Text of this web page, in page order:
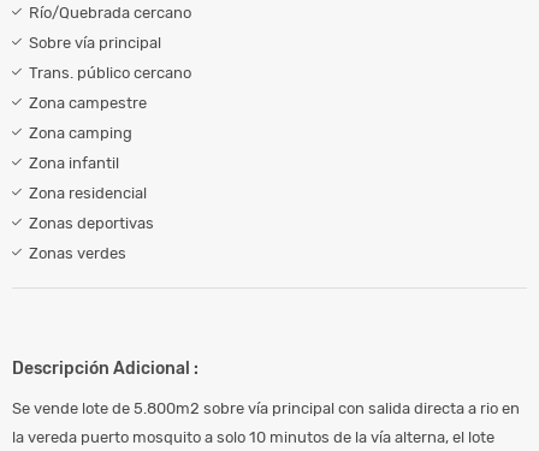
Río/Quebrada cercano
Sobre vía principal
Trans. público cercano
Zona campestre
Zona camping
Zona infantil
Zona residencial
Zonas deportivas
Zonas verdes
Descripción Adicional :
Se vende lote de 5.800m2 sobre vía principal con salida directa a rio en
la vereda puerto mosquito a solo 10 minutos de la vía alterna, el lote